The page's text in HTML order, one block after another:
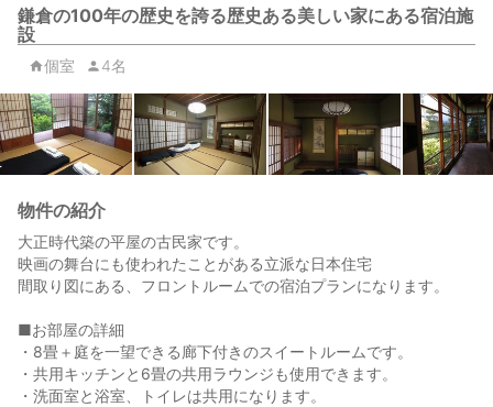
鎌倉の100年の歴史を誇る歴史ある美しい家にある宿泊施
設
個室 4名
物件の紹介
大正時代築の平屋の古民家です。
映画の舞台にも使われたことがある立派な日本住宅
間取り図にある、フロントルームでの宿泊プランになります。
■お部屋の詳細
・8畳＋庭を一望できる廊下付きのスイートルームです。
・共用キッチンと6畳の共用ラウンジも使用できます。
・洗面室と浴室、トイレは共用になります。